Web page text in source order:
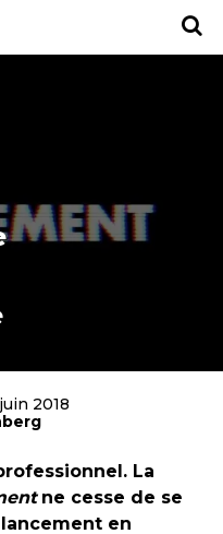
2018
La
ne cesse de se
en